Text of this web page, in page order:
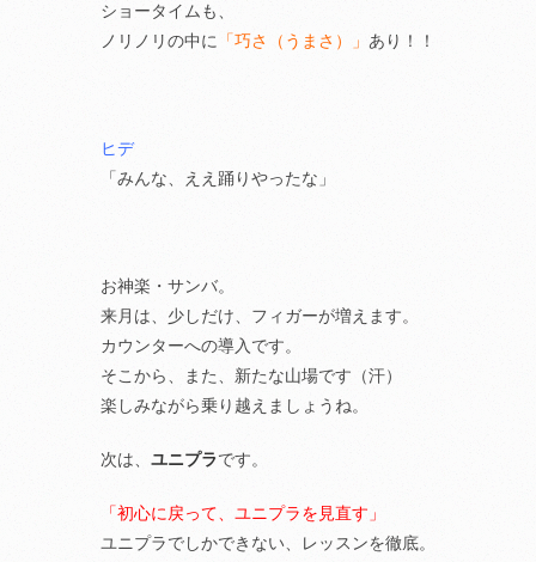
ショータイムも、
ノリノリの中に
「巧さ（うまさ）」 あり！！
ヒデ
「みんな、ええ踊りやったな」
お神楽・サンバ。
来月は、少しだけ、フィガーが増えます。
カウンターへの導入です。
そこから、また、新たな山場です（汗）
楽しみながら乗り越えましょうね。
次は、 ユニプラです。
「初心に戻って、ユニプラを見直す」
ユニプラでしかできない、レッスンを徹底。